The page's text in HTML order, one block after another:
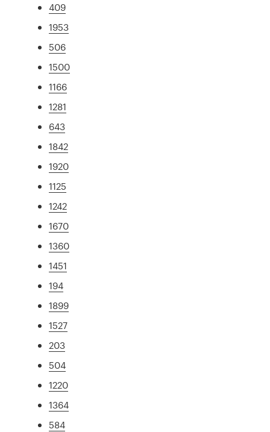
409
1953
506
1500
1166
1281
643
1842
1920
1125
1242
1670
1360
1451
194
1899
1527
203
504
1220
1364
584